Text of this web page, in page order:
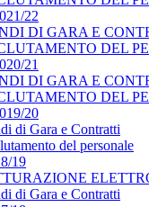
22
DI GARA E
DEL
21
DI GARA E
DEL
20
di Gara e Contratti
del personale
19
di Gara e Contratti